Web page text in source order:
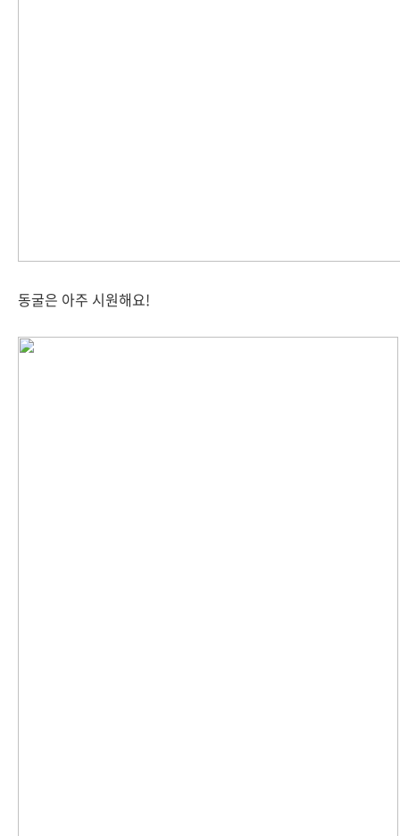
동굴은 아주 시원해요!